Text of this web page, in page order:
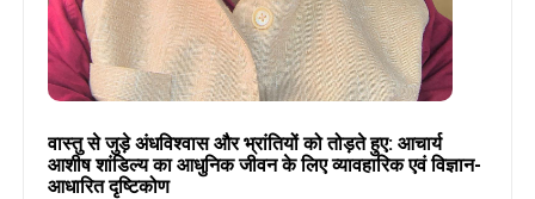
वास्तु से जुड़े अंधविश्वास और भ्रांतियों को तोड़ते हुए: आचार्य
आशीष शांडिल्य का आधुनिक जीवन के लिए व्यावहारिक एवं विज्ञान-
आधारित दृष्टिकोण